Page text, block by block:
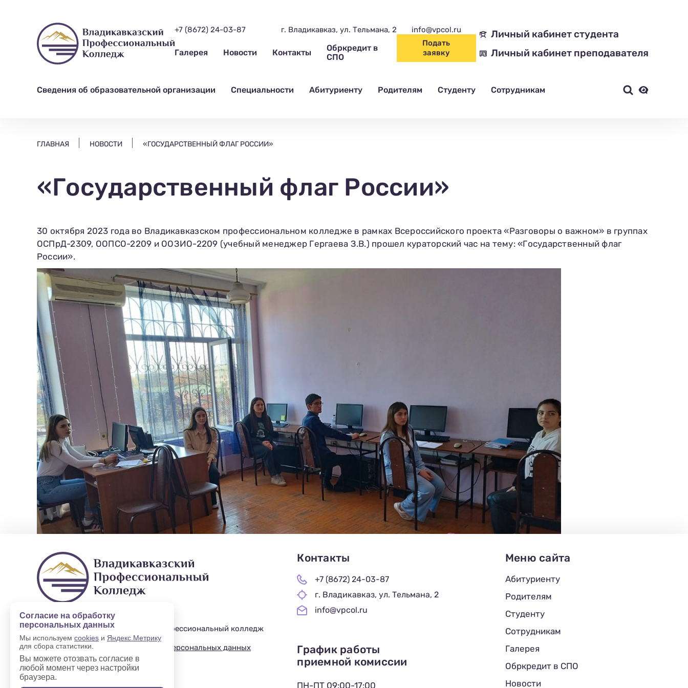
+7 (8672) 24-03-87 г. Владикавказ, ул. Тельмана, 2
Галерея Новости Контакты
Обркредит в
СПО
info@vpcol.ru
Подать
заявку
Личный кабинет студента
Личный кабинет преподавателя
Сведения об образовательной организации Специальности Абитуриенту Родителям Студенту Сотрудникам
ГЛАВНАЯ НОВОСТИ «ГОСУДАРСТВЕННЫЙ ФЛАГ РОССИИ»
«Государственный флаг России»
30 октября 2023 года во Владикавказском профессиональном колледже в рамках Всероссийского проекта «Разговоры о важном» в группах
ОСПрД-2309, ООПСО-2209 и ООЗИО-2209 (учебный менеджер Гергаева З.В.) прошел кураторский час на тему: «Государственный флаг
России».
Федеральным законом от 27.07.2006 № 152-ФЗ «О
персональных данных», на условиях и для целей,
политике в отношении обработки
персональных данных.
2019—2025 © Владикавказский профессиональный колледж
Политика в отношении обработки персональных данных
Контакты
+7 (8672) 24-03-87
г. Владикавказ, ул. Тельмана, 2
info@vpcol.ru
График работы
приемной комиссии
ПН-ПТ 09:00-17:00
Меню сайта
Абитуриенту
Родителям
Студенту
Сотрудникам
Галерея
Обркредит в СПО
Новости
Согласие на обработку
персональных данных
Мы используем cookies и Яндекс.Метрику
для сбора статистики.
Вы можете отозвать согласие в
любой момент через настройки
браузера.